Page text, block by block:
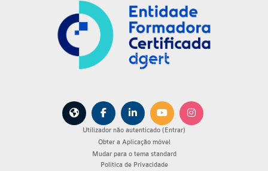
Utilizador não autenticado (Entrar)
Obter a Aplicação móvel
Mudar para o tema standard
Política de Privacidade